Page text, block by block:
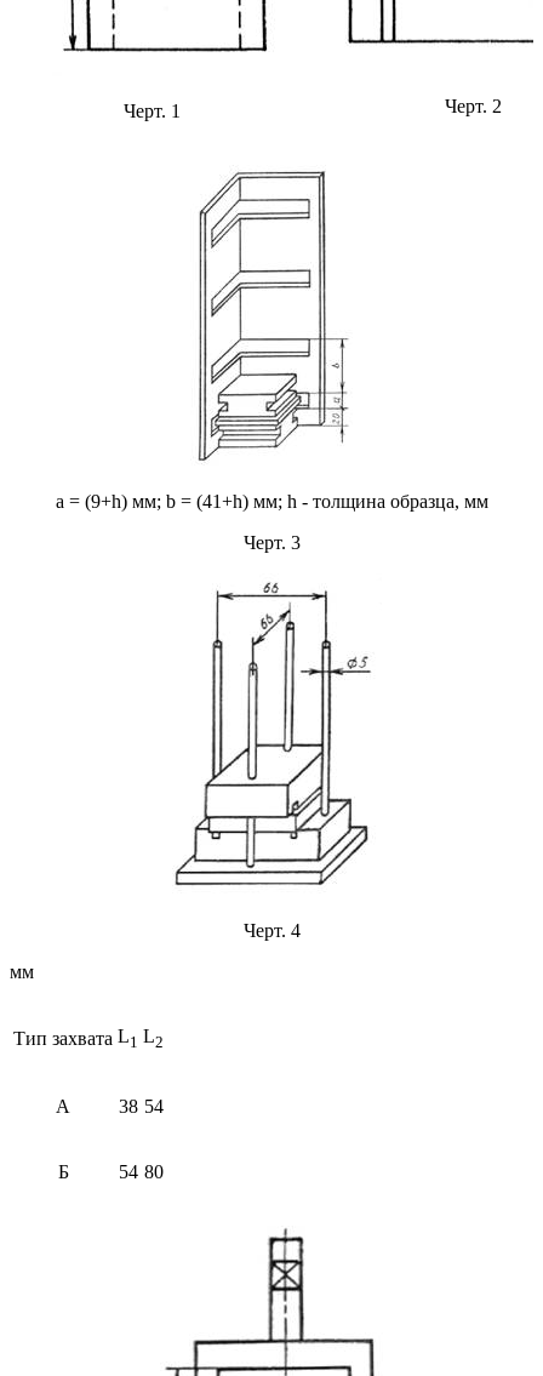
Черт. 1 Черт. 2
а = (9+h) мм; b = (41+h) мм; h - толщина образца, мм
Черт. 3
Черт. 4
мм
Тип захвата L1 L2
А 38 54
Б 54 80